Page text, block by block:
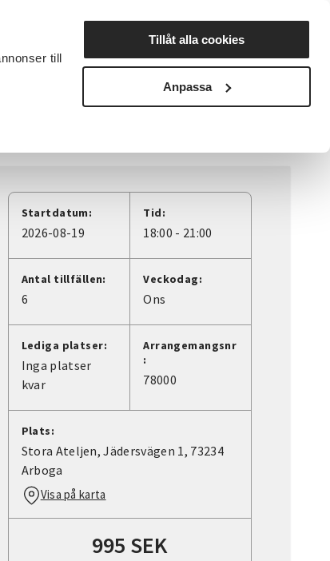
till
Tillåt alla cookies
Anpassa
Nyheter Avdelningar
Startdatum:
2026-08-19
Tid:
18:00 - 21:00
Antal tillfällen:
6
Veckodag:
Ons
Lediga platser:
Inga platser
kvar
Arrangemangsnr
:
78000
Plats:
Stora Ateljen, Jädersvägen 1, 73234
Arboga
Visa på karta
995 SEK